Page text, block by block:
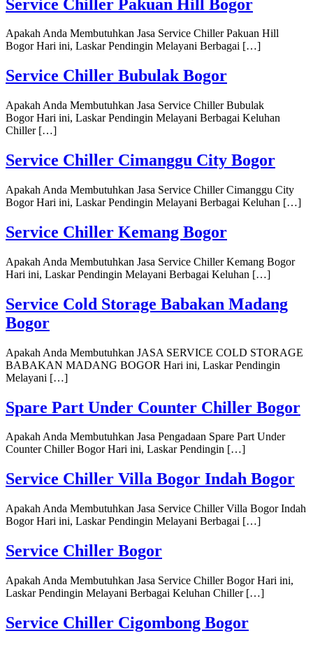
Service Chiller Pakuan Hill Bogor
Apakah Anda Membutuhkan Jasa Service Chiller Pakuan Hill
Bogor Hari ini, Laskar Pendingin Melayani Berbagai […]
Service Chiller Bubulak Bogor
Apakah Anda Membutuhkan Jasa Service Chiller Bubulak
Bogor Hari ini, Laskar Pendingin Melayani Berbagai Keluhan
Chiller […]
Service Chiller Cimanggu City Bogor
Apakah Anda Membutuhkan Jasa Service Chiller Cimanggu City
Bogor Hari ini, Laskar Pendingin Melayani Berbagai Keluhan […]
Service Chiller Kemang Bogor
Apakah Anda Membutuhkan Jasa Service Chiller Kemang Bogor
Hari ini, Laskar Pendingin Melayani Berbagai Keluhan […]
Service Cold Storage Babakan Madang
Bogor
Apakah Anda Membutuhkan JASA SERVICE COLD STORAGE
BABAKAN MADANG BOGOR Hari ini, Laskar Pendingin
Melayani […]
Spare Part Under Counter Chiller Bogor
Apakah Anda Membutuhkan Jasa Pengadaan Spare Part Under
Counter Chiller Bogor Hari ini, Laskar Pendingin […]
Service Chiller Villa Bogor Indah Bogor
Apakah Anda Membutuhkan Jasa Service Chiller Villa Bogor Indah
Bogor Hari ini, Laskar Pendingin Melayani Berbagai […]
Service Chiller Bogor
Apakah Anda Membutuhkan Jasa Service Chiller Bogor Hari ini,
Laskar Pendingin Melayani Berbagai Keluhan Chiller […]
Service Chiller Cigombong Bogor